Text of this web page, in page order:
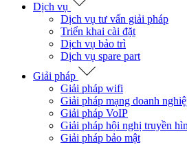
Dịch vụ
Dịch vụ tư vấn giải pháp
Triển khai cài đặt
Dịch vụ bảo trì
Dịch vụ spare part
Giải pháp
Giải pháp wifi
Giải pháp mạng doanh
Giải pháp VoIP
Giải pháp hội nghị truyền
Giải pháp bảo mật